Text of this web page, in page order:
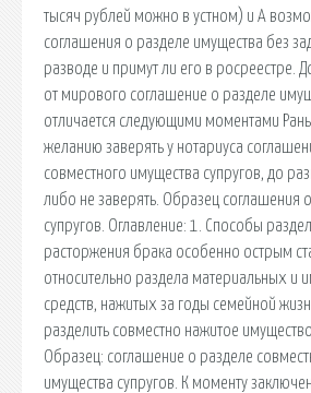
тысяч рублей можно в устном) и А
соглашения о разделе имущества без
разводе и примут ли его в росреестре.
от мирового соглашение о разделе
отличается следующими моментами
желанию заверять у нотариуса
совместного имущества супругов, до
либо не заверять. Образец соглашения
супругов. Оглавление: 1. Способы
расторжения брака особенно острым
относительно раздела материальных и
средств, нажитых за годы семейной
разделить совместно нажитое
Образец: соглашение о разделе
имущества супругов. К моменту